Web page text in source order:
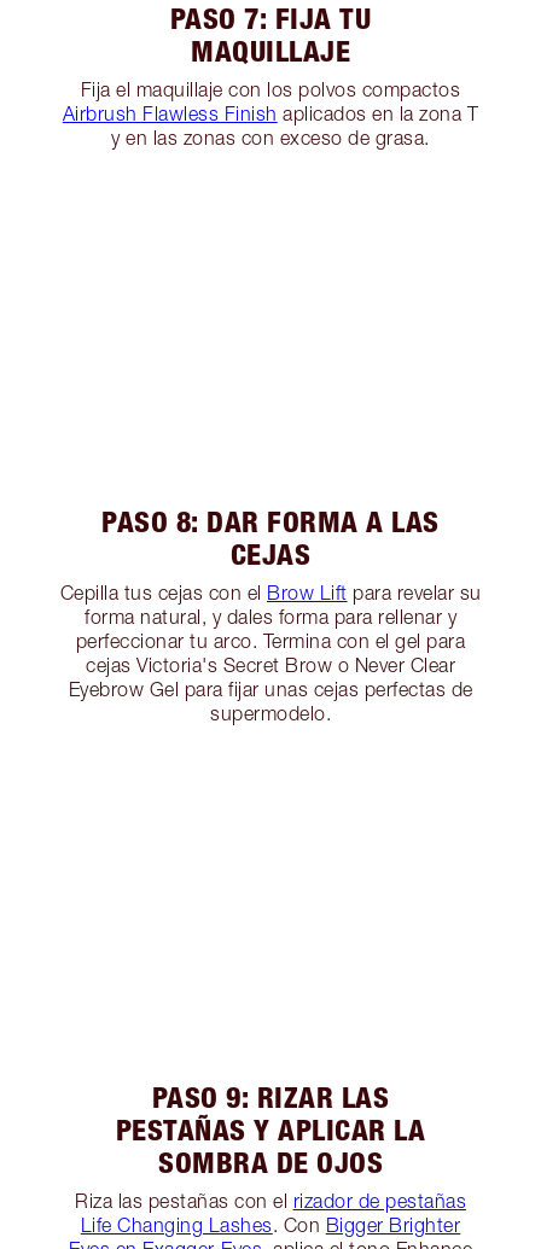
PASO 7: FIJA TU
MAQUILLAJE
Fija el maquillaje con los polvos compactos
Airbrush Flawless Finish aplicados en la zona T
y en las zonas con exceso de grasa.
PASO 8: DAR FORMA A LAS
CEJAS
Cepilla tus cejas con el Brow Lift para revelar su
forma natural, y dales forma para rellenar y
perfeccionar tu arco. Termina con el gel para
cejas Victoria's Secret Brow o Never Clear
Eyebrow Gel para fijar unas cejas perfectas de
supermodelo.
PASO 9: RIZAR LAS
PESTAÑAS Y APLICAR LA
SOMBRA DE OJOS
Riza las pestañas con el rizador de pestañas
Life Changing Lashes. Con Bigger Brighter